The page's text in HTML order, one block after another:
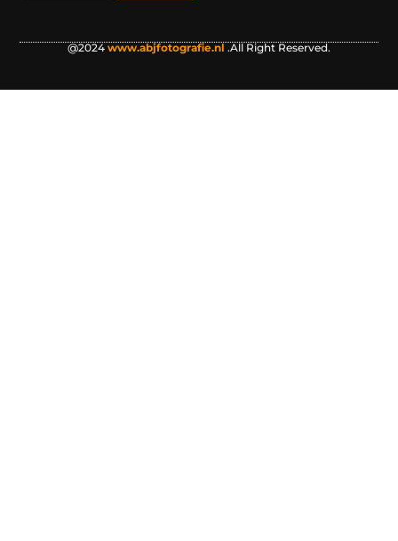
@2024 www.abjfotografie.nl .All Right Reserved.